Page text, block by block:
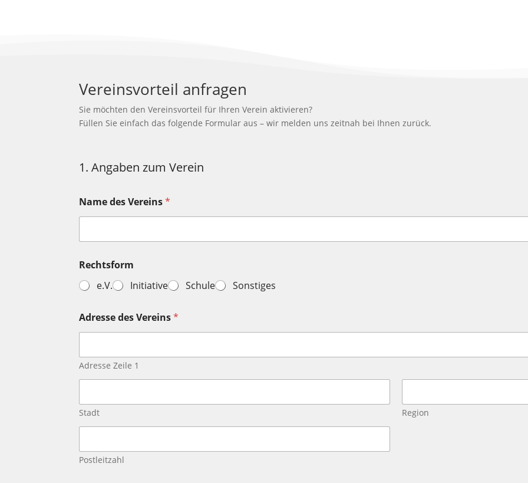
Vereinsvorteil anfragen
Sie möchten den Vereinsvorteil für Ihren Verein aktivieren?
Füllen Sie einfach das folgende Formular aus – wir melden uns zeitnah bei Ihnen zurück.
1. Angaben zum Verein
Name des Vereins*
Rechtsform
e.V.
Initiative Schule Sonstiges
Adresse des Vereins*
Adresse Zeile 1
Stadt Region
Postleitzahl